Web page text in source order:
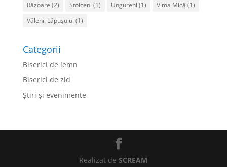
Răzoare (2) Stoiceni (1) Ungureni (1) Vima Mică (1)
Vălenii Lăpușului (1)
Categorii
Biserici de lemn
Biserici de zid
Ştiri şi evenimente
Realizat deSCREAM